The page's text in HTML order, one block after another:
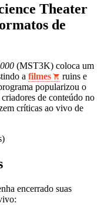
Theater
de
(MST3K) coloca um
a filmes
ruins e
popularizou o
de conteúdo no
críticas ao vivo de
encerrado suas